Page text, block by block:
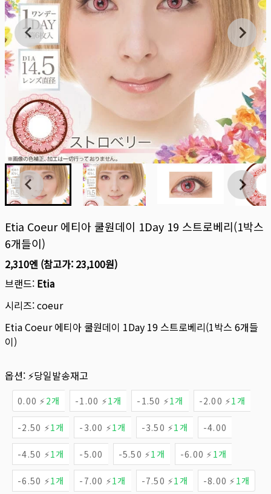
Etia Coeur 에티아 쿨원데이 1Day 19 스트로베리(1박스
6개들이)
2,310엔 (참고가: 23,100원)
브랜드: Etia
시리즈:coeur
Etia Coeur 에티아 쿨원데이 1Day 19 스트로베리(1박스 6개들
이)
옵션: ⚡당일발송재고
0.00 ⚡ 2개 -1.00 ⚡1개 -1.50 ⚡1개 -2.00 ⚡1개
-2.50 ⚡1개 -3.00 ⚡1개 -3.50 ⚡1개 -4.00
-4.50 ⚡1개 -5.00 -5.50 ⚡1개 -6.00 ⚡ 1개
-6.50 ⚡1개 -7.00 ⚡1개 -7.50 ⚡1개 -8.00 ⚡ 1개